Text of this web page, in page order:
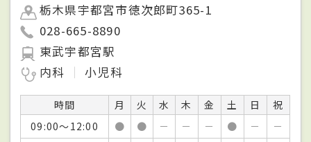
栃木県宇都宮市徳次郎町365-1
028-665-8890
東武宇都宮駅
内科
小児科
時間 月 火 水 木 金 土 日
祝
09:00～12:00
● ● － － － ● －
－